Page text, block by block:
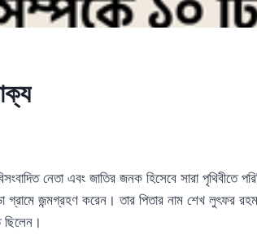
নেতা এবং জাতির জনক হিসেবে সারা পৃথিবীতে
গ্রামে জন্মগ্রহণ করেন। তার পিতার নাম শেখ লুৎফর
ছিলেন।